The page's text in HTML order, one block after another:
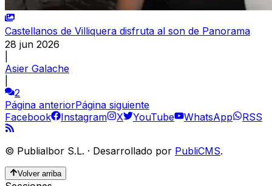
Castellanos de Villiquera disfruta al son de Panorama
28 jun 2026
Asier Galache
2
Página anteriorPágina siguiente
Facebook
Instagram X YouTube WhatsApp RSS
© Publialbor S.L. · Desarrollado por PubliCMS.
Volver arriba